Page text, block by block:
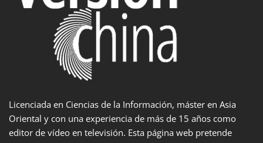
Licenciada en Ciencias de la Información, máster en Asia
Oriental y con una experiencia de más de 15 años como
editor de vídeo en televisión. Esta página web pretende